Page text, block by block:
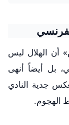
أن الهلال ليس
بل أيضاً أنهى
جدية النادي
الهجوم.